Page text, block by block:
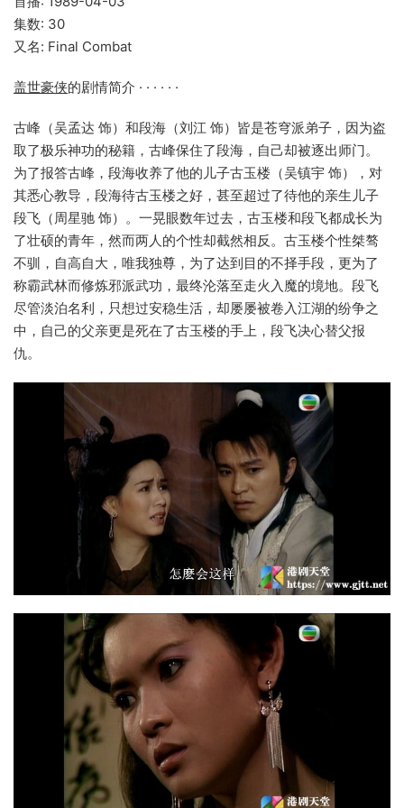
集数: 30
又名: Final Combat
盖世豪侠的剧情简介 · · · · · ·
古峰（吴孟达 饰）和段海（刘江 饰）皆是苍穹派弟子，因为盗
取了极乐神功的秘籍，古峰保住了段海，自己却被逐出师门。
为了报答古峰，段海收养了他的儿子古玉楼（吴镇宇 饰），对
其悉心教导，段海待古玉楼之好，甚至超过了待他的亲生儿子
段飞（周星驰 饰）。一晃眼数年过去，古玉楼和段飞都成长为
了壮硕的青年，然而两人的个性却截然相反。古玉楼个性桀骜
不驯，自高自大，唯我独尊，为了达到目的不择手段，更为了
称霸武林而修炼邪派武功，最终沦落至走火入魔的境地。段飞
尽管淡泊名利，只想过安稳生活，却屡屡被卷入江湖的纷争之
中，自己的父亲更是死在了古玉楼的手上，段飞决心替父报
仇。